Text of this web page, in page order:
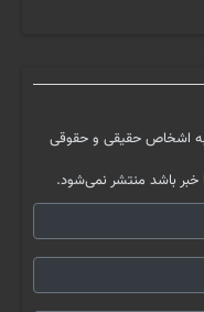
به اشخاص حقیقی و حقوقی
خبر باشد منتشر نمی‌شود.